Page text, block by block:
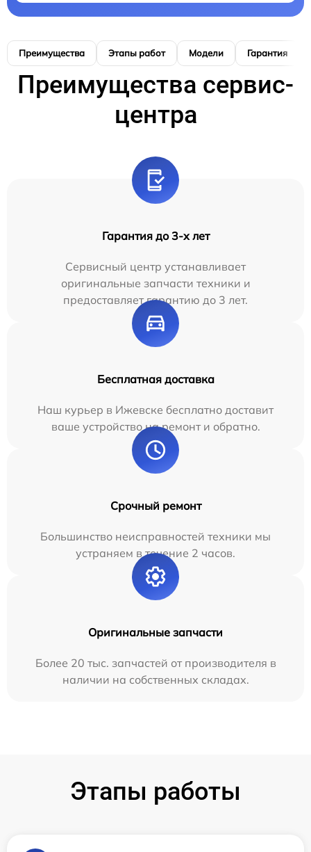
Преимущества Этапы работ Модели Гарантия
Преимущества сервис-
центра
Гарантия до 3-х лет
Сервисный центр устанавливает
оригинальные запчасти техники и
предоставляет гарантию до 3 лет.
Бесплатная доставка
Наш курьер в Ижевске бесплатно доставит
ваше устройство на ремонт и обратно.
Срочный ремонт
Большинство неисправностей техники мы
устраняем в течение 2 часов.
Оригинальные запчасти
Более 20 тыс. запчастей от производителя в
наличии на собственных складах.
Этапы работы